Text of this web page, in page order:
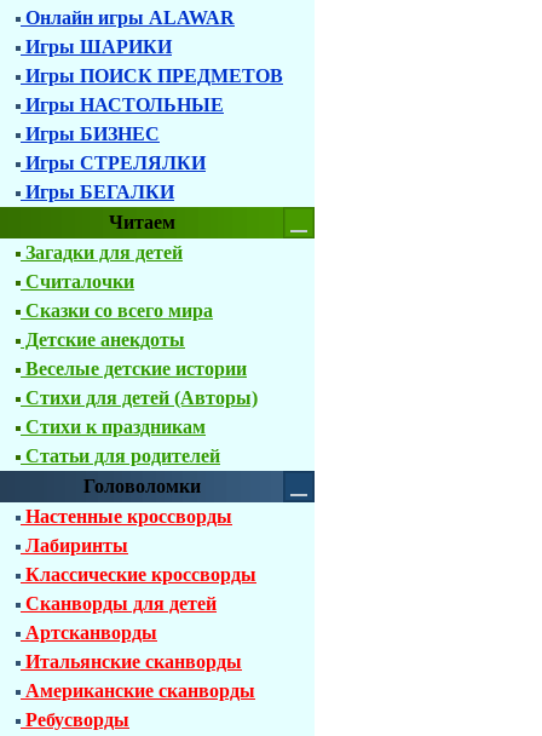
Онлайн игры ALAWAR
Игры ШАРИКИ
Игры ПОИСК ПРЕДМЕТОВ
Игры НАСТОЛЬНЫЕ
Игры БИЗНЕС
Игры СТРЕЛЯЛКИ
Игры БЕГАЛКИ
Читаем
Загадки для детей
Считалочки
Сказки со всего мира
Детские анекдоты
Веселые детские истории
Стихи для детей (Авторы)
Стихи к праздникам
Статьи для родителей
Головоломки
Настенные кроссворды
Лабиринты
Классические кроссворды
Сканворды для детей
Артсканворды
Итальянские сканворды
Американские сканворды
Ребусворды